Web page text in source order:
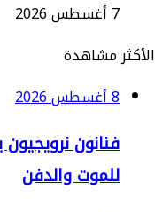
نرويجيون
والدفن